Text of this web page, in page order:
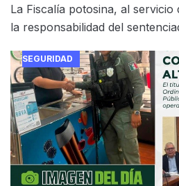
La Fiscalía potosina, al servicio
la responsabilidad del
SEGURIDAD